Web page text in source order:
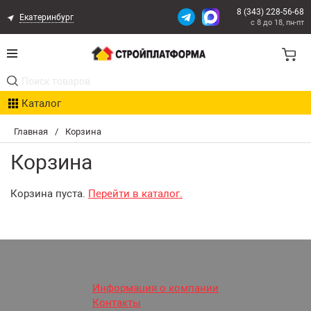
Главная / Корзина
Корзина
Корзина пуста. Перейти в каталог.
Екатеринбург
8 (343) 228-56-68
с 8 до 18, пн-пт
Каталог
Акции
Расчет доставки
Организациям
Оплата и ДоставкаИнформация о компании
Контакты